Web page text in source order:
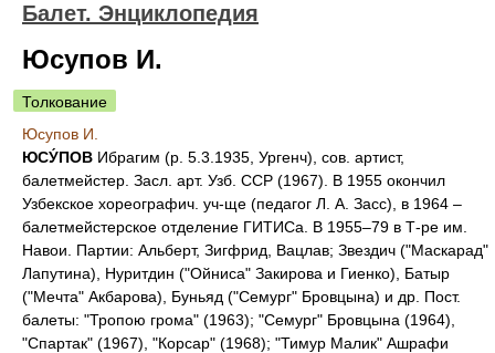
Балет. Энциклопедия
Юсупов И.
Толкование
Юсупов И.
ЮСУ́ПОВ Ибрагим (р. 5.3.1935, Ургенч), сов. артист,
балетмейстер. Засл. арт. Узб. ССР (1967). В 1955 окончил
Узбекское хореографич. уч-ще (педагог Л. А. Засс), в 1964 –
балетмейстерское отделение ГИТИСа. В 1955–79 в Т-ре им.
Навои. Партии: Альберт, Зигфрид, Вацлав; Звездич ("Маскарад"
Лапутина), Нуритдин ("Ойниса" Закирова и Гиенко), Батыр
("Мечта" Акбарова), Буньяд ("Семург" Бровцына) и др. Пост.
балеты: "Тропою грома" (1963); "Семург" Бровцына (1964),
"Спартак" (1967), "Корсар" (1968); "Тимур Малик" Ашрафи